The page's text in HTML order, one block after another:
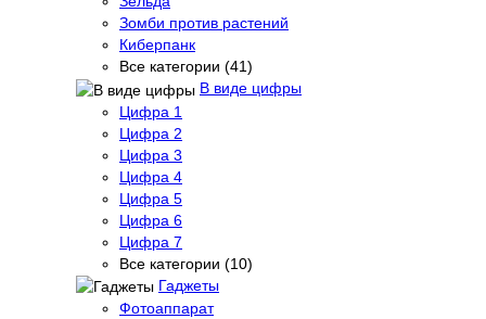
Зомби против растений
Киберпанк
Все категории (41)
В виде цифры
Цифра 1
Цифра 2
Цифра 3
Цифра 4
Цифра 5
Цифра 6
Цифра 7
Все категории (10)
Гаджеты
Фотоаппарат